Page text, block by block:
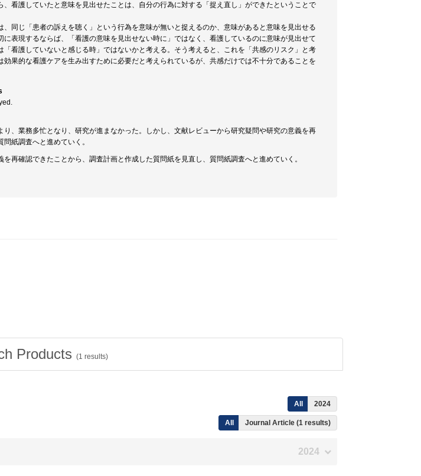
、看護していたと意味を見出せたことは、自分の行為に対する「捉え直し」ができたということで
、同じ「患者の訴えを聴く」という行為を意味が無いと捉えるのか、意味があると意味を見出せる
表現するならば、「看護の意味を見出せない時に」ではなく、看護しているのに意味が見出せて
「看護していないと感じる時」ではないかと考える。そう考えると、これを「共感のリスク」と考
効果的な看護ケアを生み出すために必要だと考えられているが、共感だけでは不十分であることを
、業務多忙となり、研究が進まなかった。しかし、文献レビューから研究疑問や研究の意義を再
紙調査へと進めていく。
再確認できたことから、調査計画と作成した質問紙を見直し、質問紙調査へと進めていく。
Products (1 results)
All 2024
All Journal Article (1 results)
2024